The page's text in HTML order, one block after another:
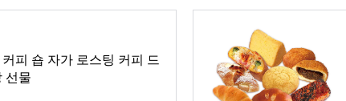
피 숍 자가 로스팅 커피 드
선물